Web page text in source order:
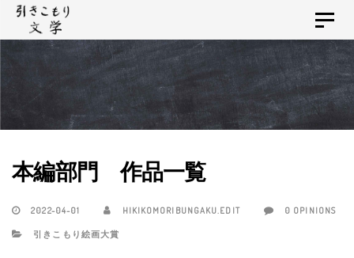
Skip
links
Skip
to
Toggle
本編部門 作品一覧
2022-04-01 HIKIKOMORIBUNGAKU.EDIT 0 OPINIONS
引きこもり絵画大賞